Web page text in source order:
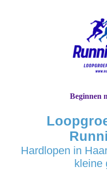
Hardlopen in
kleine
Beginnen